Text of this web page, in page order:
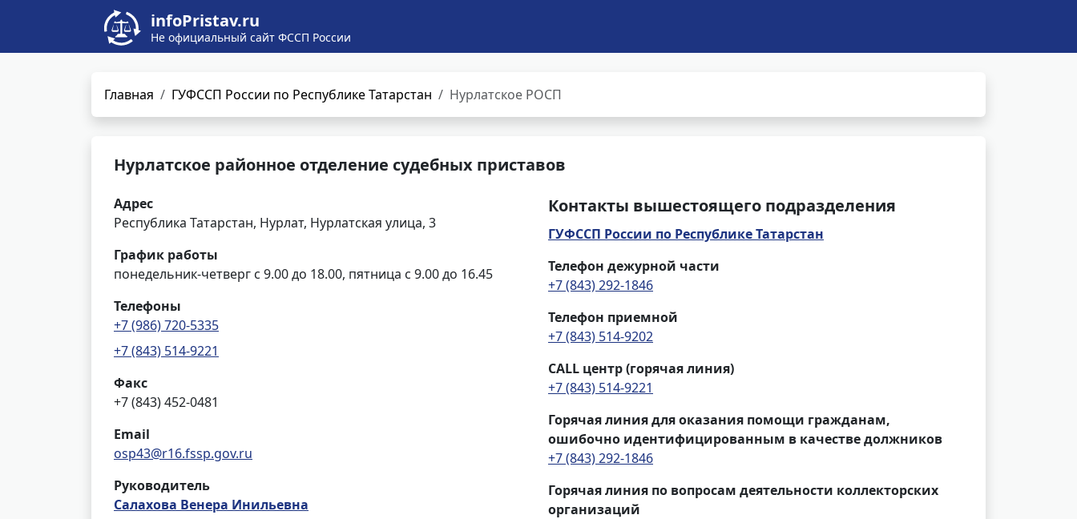
infoPristav.ru
Не официальный сайт ФССП России
Главная ГУФССП России по Республике Татарстан Нурлатское РОСП
Нурлатское районное отделение судебных приставов
Адрес
Республика Татарстан, Нурлат, Нурлатская улица, 3
График работы
понедельник-четверг с 9.00 до 18.00, пятница с 9.00 до 16.45
Телефоны
+7 (986) 720-5335
+7 (843) 514-9221
Факс
+7 (843) 452-0481
Email
osp43@r16.fssp.gov.ru
Руководитель
Салахова Венера Инильевна
Контакты вышестоящего подразделения
ГУФССП России по Республике Татарстан
Телефон дежурной части
+7 (843) 292-1846
Телефон приемной
+7 (843) 514-9202
CALL центр (горячая линия)
+7 (843) 514-9221
Горячая линия для оказания помощи гражданам,
ошибочно идентифицированным в качестве должников
+7 (843) 292-1846
Горячая линия по вопросам деятельности коллекторских
организаций